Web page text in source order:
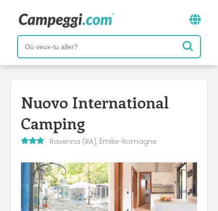
Nuovo International
Camping
Ravenna (RA), Émilie-Romagne